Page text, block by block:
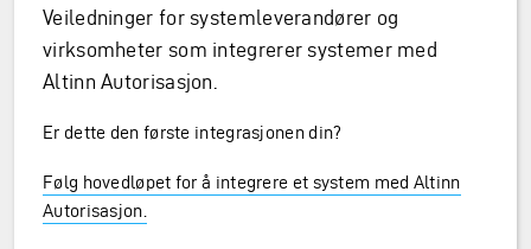
Veiledninger for systemleverandører og
virksomheter som integrerer systemer med
Altinn Autorisasjon.
Er dette den første integrasjonen din?
Følg hovedløpet for å integrere et system med Altinn
Autorisasjon.